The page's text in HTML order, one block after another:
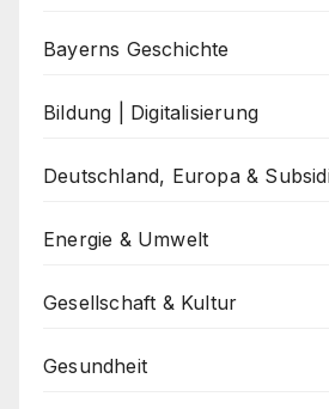
Bayerns Geschichte
Bildung | Digitalisierung
Deutschland, Europa &
Energie & Umwelt
Gesellschaft & Kultur
Gesundheit